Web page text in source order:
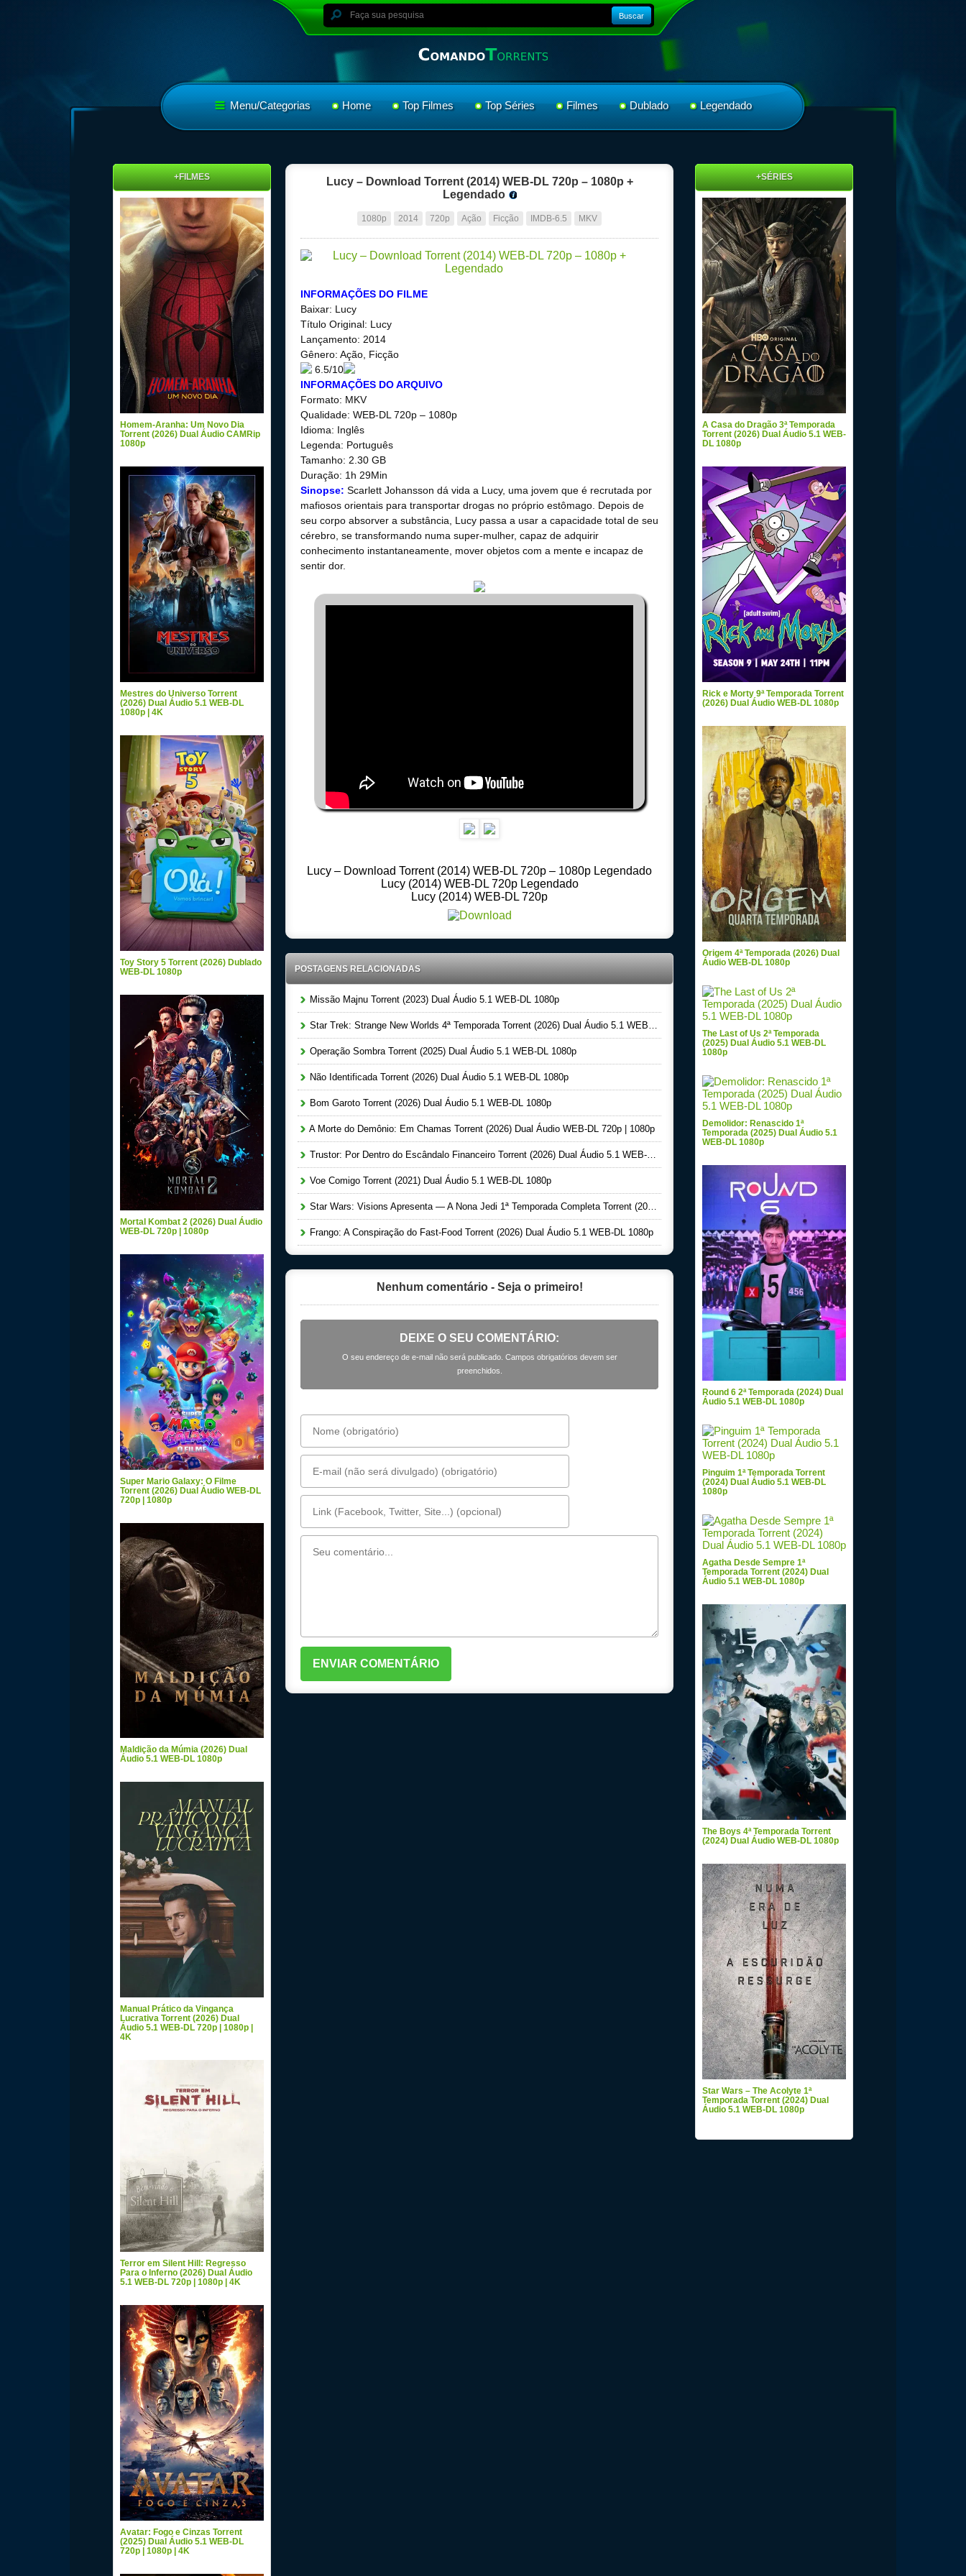
Buscar
Menu/Categorias Home Top Filmes Top Séries Filmes Dublado Legendado
Lucy – Download Torrent (2014) WEB-DL 720p – 1080p +
Legendado
1080p 2014 720p Ação Ficção IMDB-6.5 MKV
INFORMAÇÕES DO FILME
Baixar: Lucy
Título Original: Lucy
Lançamento: 2014
Gênero: Ação, Ficção
6.5/10
INFORMAÇÕES DO ARQUIVO
Formato: MKV
Qualidade: WEB-DL 720p – 1080p
Idioma: Inglês
Legenda: Português
Tamanho: 2.30 GB
Duração: 1h 29Min
Sinopse: Scarlett Johansson dá vida a Lucy, uma jovem que é recrutada por
mafiosos orientais para transportar drogas no próprio estômago. Depois de
seu corpo absorver a substância, Lucy passa a usar a capacidade total de seu
cérebro, se transformando numa super-mulher, capaz de adquirir
conhecimento instantaneamente, mover objetos com a mente e incapaz de
sentir dor.
Lucy – Download Torrent (2014) WEB-DL 720p – 1080p Legendado
Lucy (2014) WEB-DL 720p Legendado
Lucy (2014) WEB-DL 720p
POSTAGENS RELACIONADAS
Missão Majnu Torrent (2023) Dual Áudio 5.1 WEB-DL 1080p
Star Trek: Strange New Worlds 4ª Temporada Torrent (2026) Dual Áudio 5.1 WEB-DL 1080p
Operação Sombra Torrent (2025) Dual Áudio 5.1 WEB-DL 1080p
Não Identificada Torrent (2026) Dual Áudio 5.1 WEB-DL 1080p
Bom Garoto Torrent (2026) Dual Áudio 5.1 WEB-DL 1080p
A Morte do Demônio: Em Chamas Torrent (2026) Dual Áudio WEB-DL 720p | 1080p
Trustor: Por Dentro do Escândalo Financeiro Torrent (2026) Dual Áudio 5.1 WEB-DL 1080p
Voe Comigo Torrent (2021) Dual Áudio 5.1 WEB-DL 1080p
Star Wars: Visions Apresenta — A Nona Jedi 1ª Temporada Completa Torrent (2026) Dual Áudio 5.1 WEB-DL 1080p
Frango: A Conspiração do Fast-Food Torrent (2026) Dual Áudio 5.1 WEB-DL 1080p
Nenhum comentário - Seja o primeiro!
DEIXE O SEU COMENTÁRIO:
O seu endereço de e-mail não será publicado. Campos obrigatórios devem ser
preenchidos.
+FILMES
Homem-Aranha: Um Novo Dia
Torrent (2026) Dual Áudio CAMRip
1080p
Mestres do Universo Torrent
(2026) Dual Áudio 5.1 WEB-DL
1080p | 4K
Toy Story 5 Torrent (2026) Dublado
WEB-DL 1080p
Mortal Kombat 2 (2026) Dual Áudio
WEB-DL 720p | 1080p
Super Mario Galaxy: O Filme
Torrent (2026) Dual Áudio WEB-DL
720p | 1080p
Maldição da Múmia (2026) Dual
Áudio 5.1 WEB-DL 1080p
Manual Prático da Vingança
Lucrativa Torrent (2026) Dual
Áudio 5.1 WEB-DL 720p | 1080p |
4K
Terror em Silent Hill: Regresso
Para o Inferno (2026) Dual Áudio
5.1 WEB-DL 720p | 1080p | 4K
Avatar: Fogo e Cinzas Torrent
(2025) Dual Áudio 5.1 WEB-DL
720p | 1080p | 4K
+SÉRIES
A Casa do Dragão 3ª Temporada
Torrent (2026) Dual Áudio 5.1 WEB-
DL 1080p
Rick e Morty 9ª Temporada Torrent
(2026) Dual Áudio WEB-DL 1080p
Origem 4ª Temporada (2026) Dual
Áudio WEB-DL 1080p
The Last of Us 2ª Temporada
(2025) Dual Áudio 5.1 WEB-DL
1080p
Demolidor: Renascido 1ª
Temporada (2025) Dual Áudio 5.1
WEB-DL 1080p
Round 6 2ª Temporada (2024) Dual
Áudio 5.1 WEB-DL 1080p
Pinguim 1ª Temporada Torrent
(2024) Dual Áudio 5.1 WEB-DL
1080p
Agatha Desde Sempre 1ª
Temporada Torrent (2024) Dual
Áudio 5.1 WEB-DL 1080p
The Boys 4ª Temporada Torrent
(2024) Dual Áudio WEB-DL 1080p
Star Wars – The Acolyte 1ª
Temporada Torrent (2024) Dual
Áudio 5.1 WEB-DL 1080p